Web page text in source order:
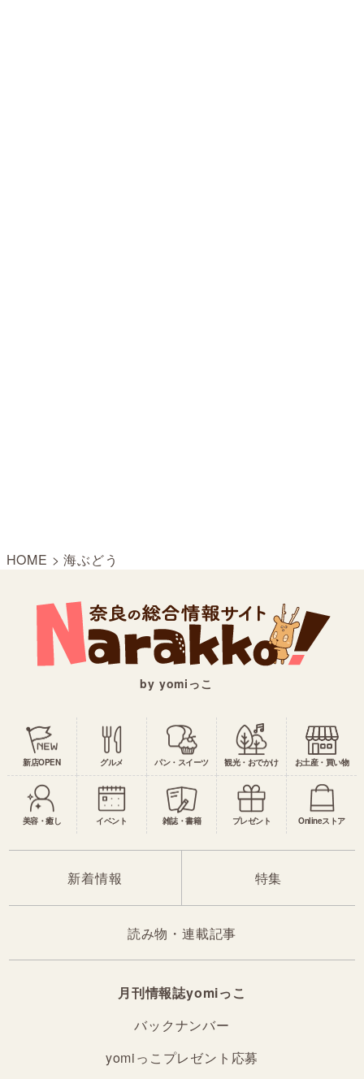
HOME >海ぶどう
by yomiっこ
新店OPEN グルメ パン・スイーツ 観光・おでかけ お土産・買い物
美容・癒し イベント 雑誌・書籍 プレゼント Onlineストア
新着情報 特集
読み物・連載記事
月刊情報誌yomiっこ
バックナンバー
yomiっこプレゼント応募